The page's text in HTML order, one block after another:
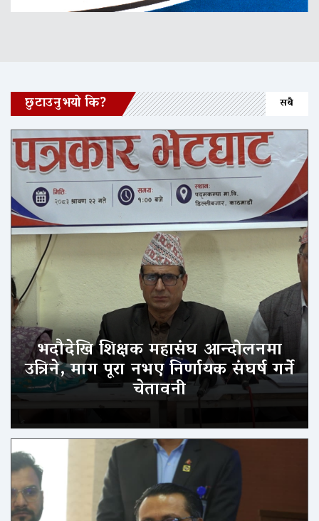
छुटाउनुभयो कि? सबै
भदौदेखि शिक्षक महासंघ आन्दोलनमा
उत्रिने, माग पूरा नभए निर्णायक संघर्ष गर्ने
चेतावनी